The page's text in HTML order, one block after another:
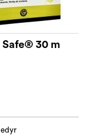
Safe® 30 m